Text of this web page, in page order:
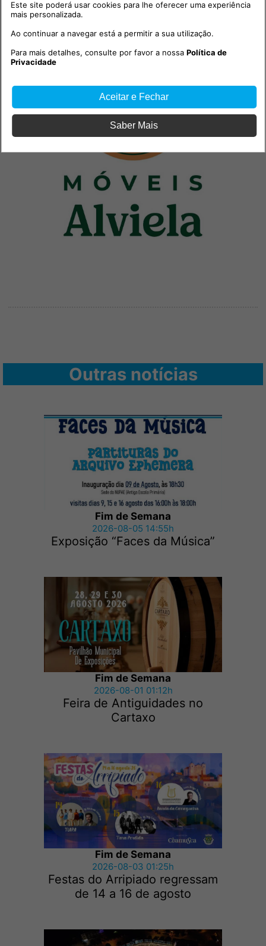
Outras notícias
Fim de Semana
2026-08-05 14:55h
Exposição “Faces da Música”
Fim de Semana
2026-08-01 01:12h
Feira de Antiguidades no
Cartaxo
Fim de Semana
2026-08-03 01:25h
Festas do Arripiado regressam
de 14 a 16 de agosto
Este site poderá usar cookies para lhe oferecer uma experiência
mais personalizada.
Ao continuar a navegar está a permitir a sua utilização.
Para mais detalhes, consulte por favor a nossaPolítica de
Privacidade
Aceitar e Fechar
Saber Mais